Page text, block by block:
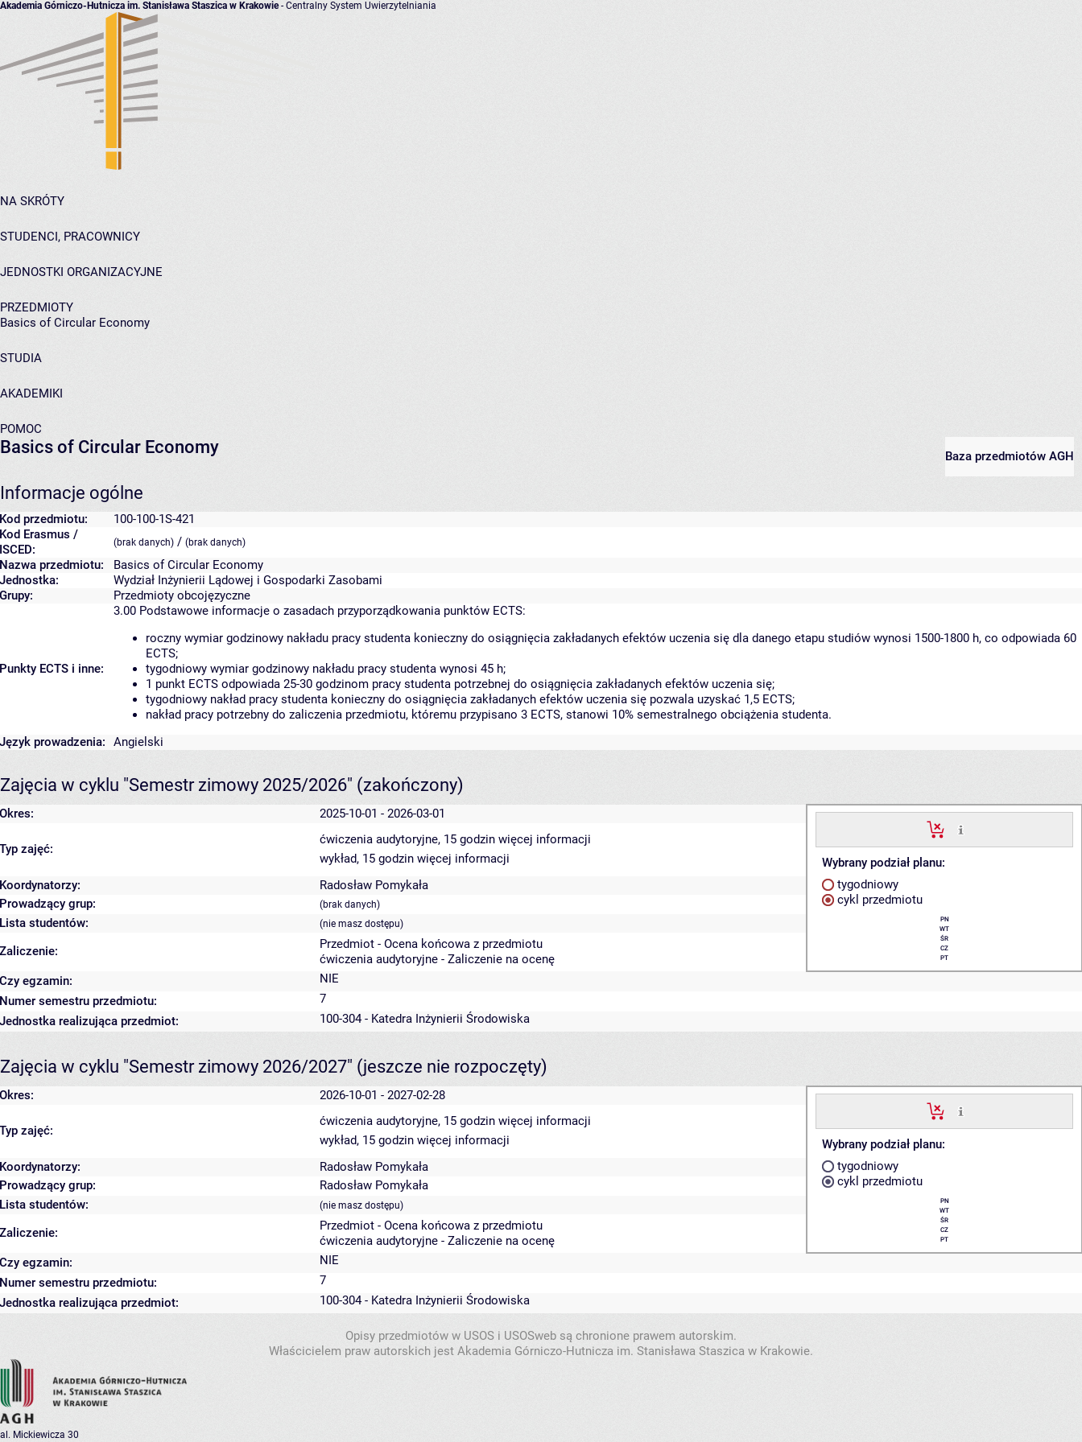
Akademia Górniczo-Hutnicza im. Stanisława Staszica w Krakowie- Centralny System Uwierzytelniania
NA SKRÓTY
STUDENCI, PRACOWNICY
JEDNOSTKI ORGANIZACYJNE
PRZEDMIOTY
Basics of Circular Economy
STUDIA
AKADEMIKI
POMOC
Baza przedmiotów AGH
Basics of Circular Economy
Informacje ogólne
Kod przedmiotu:
100-100-1S-421
Kod Erasmus /
ISCED:
(brak danych) / (brak danych)
Nazwa przedmiotu:
Basics of Circular Economy
Jednostka:
Wydział Inżynierii Lądowej i Gospodarki Zasobami
Grupy:
Przedmioty obcojęzyczne
Punkty ECTS i inne:
3.00 Podstawowe informacje o zasadach przyporządkowania punktów ECTS:
roczny wymiar godzinowy nakładu pracy studenta konieczny do osiągnięcia zakładanych efektów uczenia się dla danego etapu studiów wynosi 1500-1800 h, co odpowiada 60
ECTS;
tygodniowy wymiar godzinowy nakładu pracy studenta wynosi 45 h;
1 punkt ECTS odpowiada 25-30 godzinom pracy studenta potrzebnej do osiągnięcia zakładanych efektów uczenia się;
tygodniowy nakład pracy studenta konieczny do osiągnięcia zakładanych efektów uczenia się pozwala uzyskać 1,5 ECTS;
nakład pracy potrzebny do zaliczenia przedmiotu, któremu przypisano 3 ECTS, stanowi 10% semestralnego obciążenia studenta.
Język prowadzenia:
Angielski
Zajęcia w cyklu "Semestr zimowy 2025/2026" (zakończony)
Okres: 2025-10-01 - 2026-03-01
Wybrany podział planu:
tygodniowy
cykl przedmiotu
PN
WT
ŚR
CZ
PT
Typ zajęć:
ćwiczenia audytoryjne, 15 godzin więcej informacji
wykład, 15 godzin więcej informacji
Koordynatorzy:
Radosław Pomykała
Prowadzący grup:
(brak danych)
Lista studentów: (nie masz dostępu)
Zaliczenie:
Przedmiot - Ocena końcowa z przedmiotu
ćwiczenia audytoryjne - Zaliczenie na ocenę
Czy egzamin:
NIE
Numer semestru przedmiotu:
7
Jednostka realizująca przedmiot:
100-304 - Katedra Inżynierii Środowiska
Zajęcia w cyklu "Semestr zimowy 2026/2027" (jeszcze nie rozpoczęty)
Okres: 2026-10-01 - 2027-02-28
Wybrany podział planu:
tygodniowy
cykl przedmiotu
PN
WT
ŚR
CZ
PT
Typ zajęć:
ćwiczenia audytoryjne, 15 godzin więcej informacji
wykład, 15 godzin więcej informacji
Koordynatorzy:
Radosław Pomykała
Prowadzący grup:
Radosław Pomykała
Lista studentów:
(nie masz dostępu)
Zaliczenie:
Przedmiot - Ocena końcowa z przedmiotu
ćwiczenia audytoryjne - Zaliczenie na ocenę
Czy egzamin:
NIE
Numer semestru przedmiotu:
7
Jednostka realizująca przedmiot:
100-304 - Katedra Inżynierii Środowiska
Opisy przedmiotów w USOS i USOSweb są chronione prawem autorskim.
Właścicielem praw autorskich jest Akademia Górniczo-Hutnicza im. Stanisława Staszica w Krakowie.
al. Mickiewicza 30